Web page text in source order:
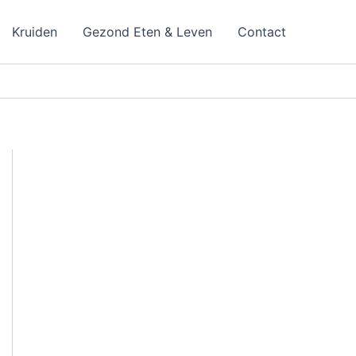
Kruiden Gezond Eten & Leven Contact